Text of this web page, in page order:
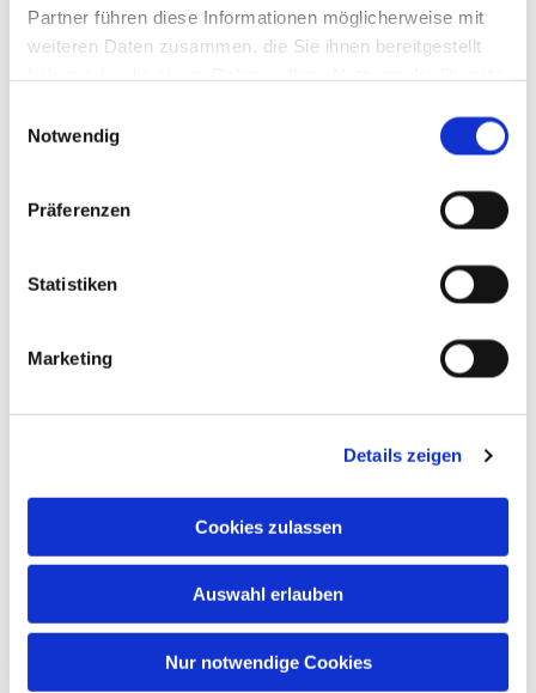
Partner führen diese Informationen möglicherweise mit
weiteren Daten zusammen, die Sie ihnen bereitgestellt
Notwendig
Präferenzen
Statistiken
Marketing
Details zeigen
Cookies zulassen
Auswahl erlauben
Nur notwendige Cookies